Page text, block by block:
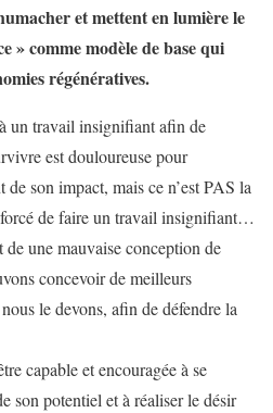
et mettent en lumière le
» comme modèle de base qui
régénératives.
un travail insignifiant afin de
est douloureuse pour
son impact, mais ce n’est PAS la
de faire un travail insignifiant…
une mauvaise conception de
concevoir de meilleurs
le devons, afin de défendre la
capable et encouragée à se
son potentiel et à réaliser le désir